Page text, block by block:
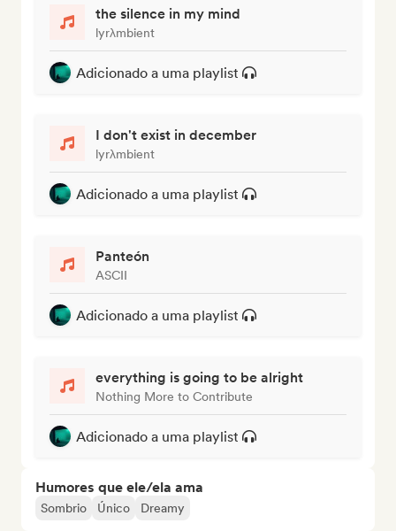
the silence in my mind
lyrλmbient
Adicionado a uma playlist
I don't exist in december
lyrλmbient
Adicionado a uma playlist
Panteón
ASCII
Adicionado a uma playlist
everything is going to be alright
Nothing More to Contribute
Adicionado a uma playlist
Humores que ele/ela ama
Sombrio Único Dreamy